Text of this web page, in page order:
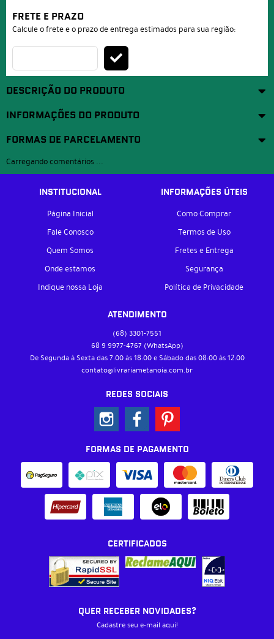
FRETE E PRAZO
Calcule o frete e o prazo de entrega estimados para sua região:
DESCRIÇÃO DO PRODUTO
INFORMAÇÕES DO PRODUTO
FORMAS DE PARCELAMENTO
Carregando comentários ...
INSTITUCIONAL
Página Inicial
Fale Conosco
Quem Somos
Onde estamos
Indique nossa Loja
INFORMAÇÕES ÚTEIS
Como Comprar
Termos de Uso
Fretes e Entrega
Segurança
Política de Privacidade
ATENDIMENTO
(68) 3301-7551
68 9 9977-4767 (WhatsApp)
De Segunda à Sexta das 7:00 às 18:00 e Sábado das 08:00 às 12:00
contato@livrariametanoia.com.br
REDES SOCIAIS
FORMAS DE PAGAMENTO
CERTIFICADOS
QUER RECEBER NOVIDADES?
Cadastre seu e-mail aqui!